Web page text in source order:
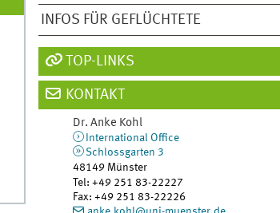
INFOS FÜR GEFLÜCHTETE
TOP-LINKS
KONTAKT
Dr. Anke Kohl
International Office
Schlossgarten 3
48149 Münster
Tel:+49 251 83-22227
Fax:+49 251 83-22226